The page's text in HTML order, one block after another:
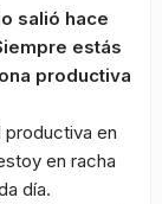
salió hace
estás
productiva
productiva en
en racha
día.